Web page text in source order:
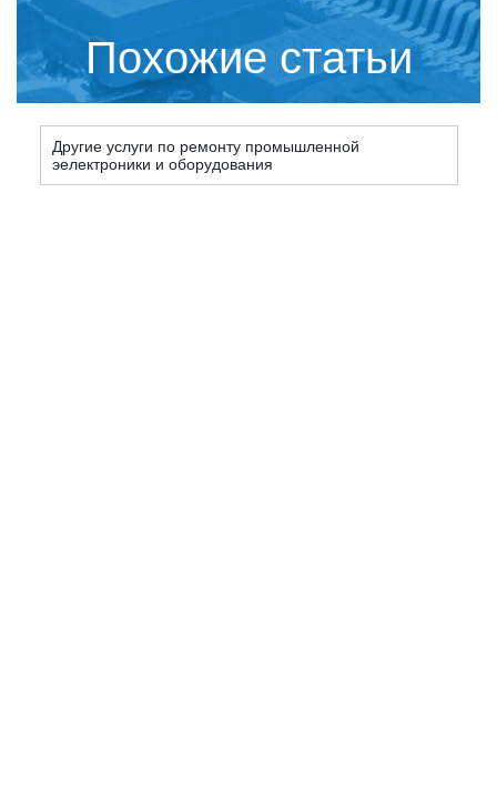
Похожие статьи
Другие услуги по ремонту промышленной
эелектроники и оборудования